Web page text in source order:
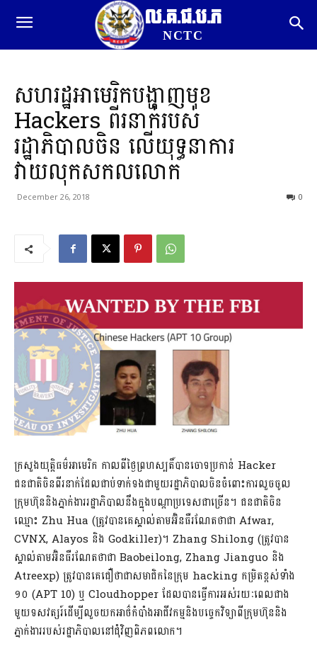
ល.គ.ជ.ប.ភ
NCTC
សហរដ្ឋអាមេរិកបង្ហាញមុខ​
Hackers ពីរនាក់របស់
រដ្ឋាភិបាលចិន លើយុទ្ធនាការ
វាយលុកសកលលោក
December 26, 2018 0
ក្រសួងយុត្តិធម៌អាមេរិក កាលពីថ្ងៃព្រហស្បតិ៍បានចោទប្រកាន់ Hacker
ជនជាតិចិនពីរនាក់ដែលជាប់ទាក់ទងជាមួយរដ្ឋាភិបាលចិនចំពោះការលួចចូល
ក្រុមហ៊ុននិងភ្នាក់ងាររដ្ឋាភិបាលនឹងក្នុងបណ្តាប្រទេសជាច្រើន។ ជនជាតិចិន
ឈ្មោះ Zhu Hua (ត្រូវបានគេស្គាល់តាមអ៊ិនធឺរណែតថាជា Afwar,
CVNX, Alayos និង Godkiller)។ Zhang Shilong (ត្រូវបាន
ស្គាល់តាមអ៊ិនធឺរណែតថាជា Baobeilong, Zhang Jianguo និង
Atreexp) ត្រូវបានគេជឿថាជាសមាជិកនៃក្រុម hacking កម្រិតខ្ពស់ទាំង
១០ (APT 10) ឬ Cloudhopper ដែលបានធ្វើការអស់រយៈពេលជាង
មួយទសវត្សរ៍ដើម្បីលួចយកអាថ៌កំបាំងអាជីវកម្មនិងបច្ចេកវិទ្យាពីក្រុមហ៊ុននិង
ភ្នាក់ងាររបស់រដ្ឋាភិបាលនៅជុំវិញពិភពលោក។